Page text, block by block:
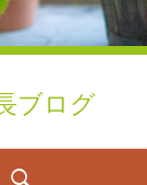
ブログ